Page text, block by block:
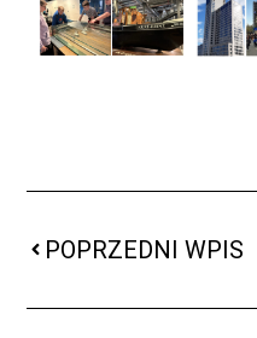
POPRZEDNI WPIS